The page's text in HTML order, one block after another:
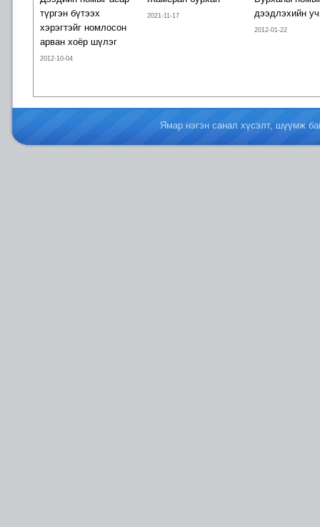
түргэн бүтээх
хэрэгтэйг номлосон
арван хоёр шүлэг
2012-10-04
2021-11-17
дээдлэхийн
2012-01-22
Ямар нэгэн санал хүсэлт, шүүмж